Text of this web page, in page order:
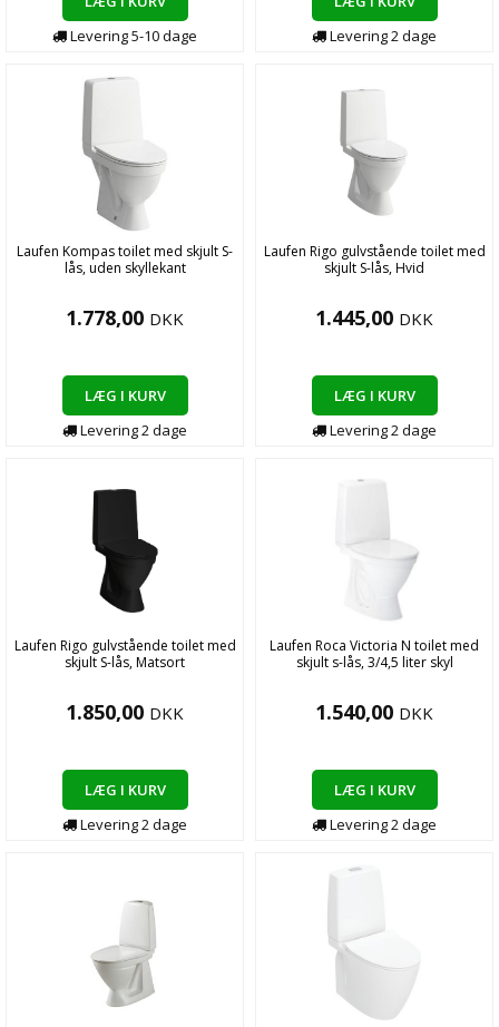
Levering5-10dage
Levering2dage
Laufen Kompas toilet med skjult S-
lås, uden skyllekant
1.778,00 DKK
LÆG I KURV
Levering2dage
Laufen Rigo gulvstående toilet med
skjult S-lås, Hvid
1.445,00 DKK
LÆG I KURV
Levering2dage
Laufen Rigo gulvstående toilet med
skjult S-lås, Matsort
1.850,00 DKK
LÆG I KURV
Levering2dage
Laufen Roca Victoria N toilet med
skjult s-lås, 3/4,5 liter skyl
1.540,00 DKK
LÆG I KURV
Levering2dage